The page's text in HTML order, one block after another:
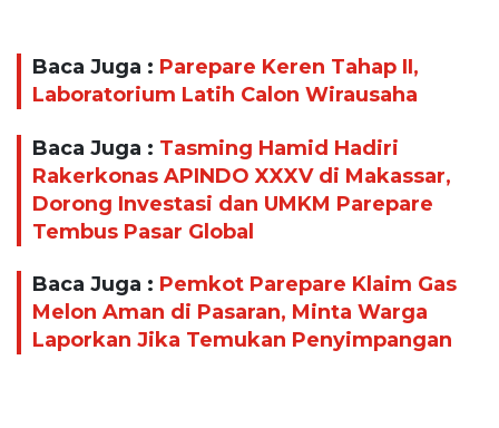
Baca Juga : Parepare Keren Tahap II,
Laboratorium Latih Calon Wirausaha
Baca Juga : Tasming Hamid Hadiri
Rakerkonas APINDO XXXV di Makassar,
Dorong Investasi dan UMKM Parepare
Tembus Pasar Global
Baca Juga : Pemkot Parepare Klaim Gas
Melon Aman di Pasaran, Minta Warga
Laporkan Jika Temukan Penyimpangan